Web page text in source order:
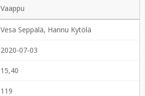
Vaappu
Vesa Seppälä, Hannu Kytölä
2020-07-03
15,40
119